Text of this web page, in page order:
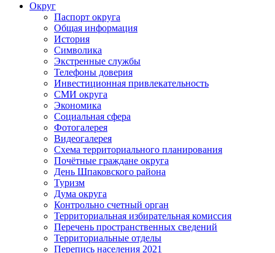
Округ
Паспорт округа
Общая информация
История
Символика
Экстренные службы
Телефоны доверия
Инвестиционная привлекательность
СМИ округа
Экономика
Социальная сфера
Фотогалерея
Видеогалерея
Схема территориального планирования
Почётные граждане округа
День Шпаковского района
Туризм
Дума округа
Контрольно счетный орган
Территориальная избирательная комиссия
Перечень пространственных сведений
Территориальные отделы
Перепись населения 2021